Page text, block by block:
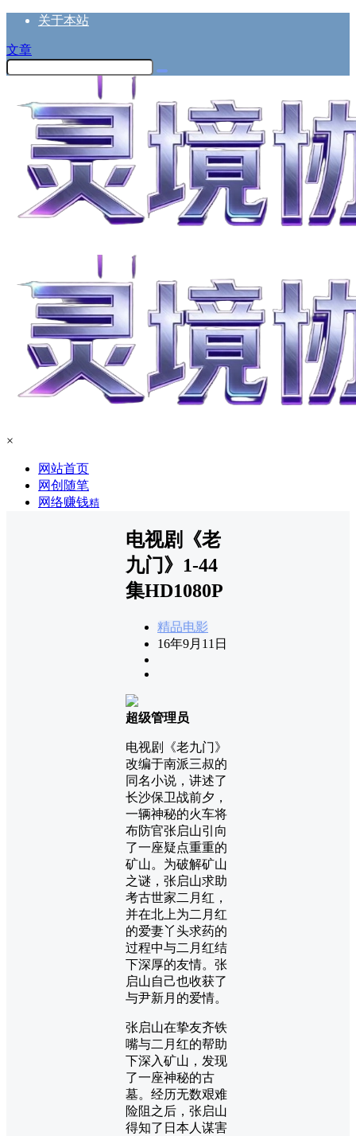
关于本站
文章
×
网站首页
网创随笔
网络赚钱精
电视剧《老
九门》1-44
集HD1080P
精品电影
16年9月11日
超级管理员
电视剧《老九门》
改编于南派三叔的
同名小说，讲述了
长沙保卫战前夕，
一辆神秘的火车将
布防官张启山引向
了一座疑点重重的
矿山。为破解矿山
之谜，张启山求助
考古世家二月红，
并在北上为二月红
的爱妻丫头求药的
过程中与二月红结
下深厚的友情。张
启山自己也收获了
与尹新月的爱情。
张启山在挚友齐铁
嘴与二月红的帮助
下深入矿山，发现
了一座神秘的古
墓。经历无数艰难
险阻之后，张启山
得知了日本人谋害